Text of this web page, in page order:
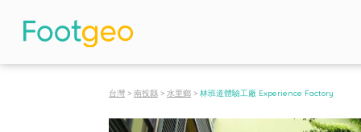
台灣 > 南投縣 > 水里鄉 > 林班道體驗工廠 Experience Factory